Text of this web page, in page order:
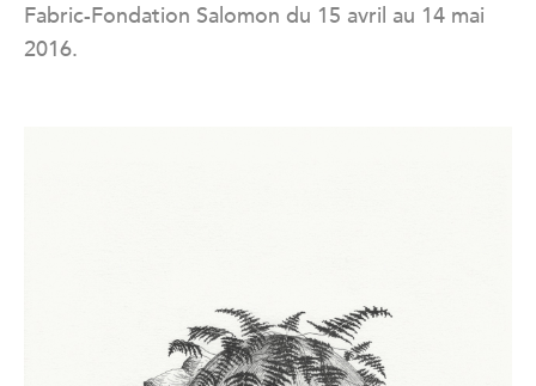
Fabric-Fondation Salomon du 15 avril au 14 mai
2016.